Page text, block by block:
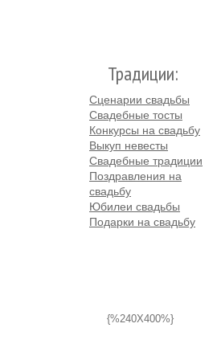
Традиции:
Сценарии свадьбы
Свадебные тосты
Конкурсы на свадьбу
Выкуп невесты
Свадебные традиции
Поздравления на
свадьбу
Юбилеи свадьбы
Подарки на свадьбу
{%240X400%}